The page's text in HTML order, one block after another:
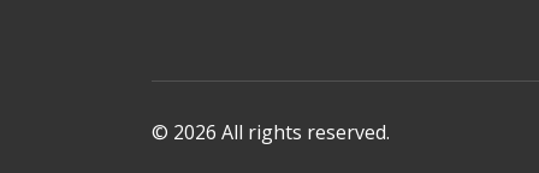
© 2026 All rights reserved.